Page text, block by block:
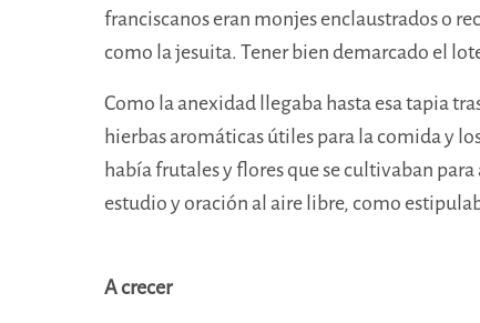
franciscanos eran monjes enclaustrados o
como la jesuita. Tener bien demarcado el
Como la anexidad llegaba hasta esa tapia
hierbas aromáticas útiles para la comida y
había frutales y floresque se cultivaban
estudio y oración al aire libre, como
A crecer